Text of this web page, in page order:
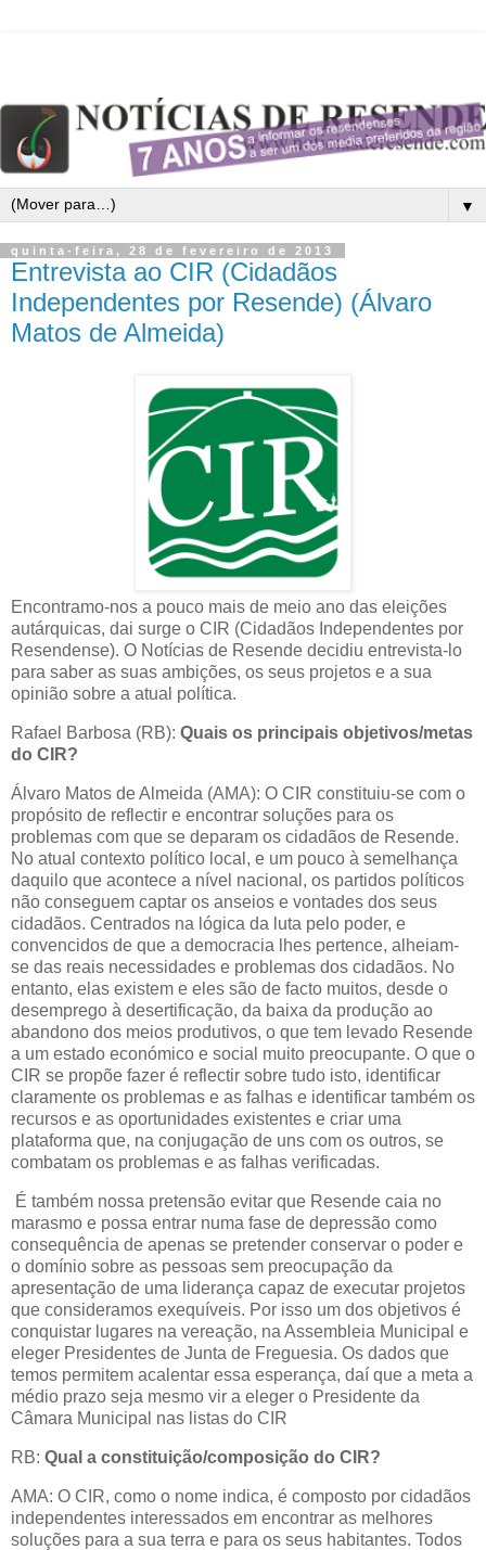
▼
quinta-feira, 28 de fevereiro de 2013
Entrevista ao CIR (Cidadãos
Independentes por Resende) (Álvaro
Matos de Almeida)
Encontramo-nos a pouco mais de meio ano das eleições
autárquicas, dai surge o CIR (Cidadãos Independentes por
Resendense). O Notícias de Resende decidiu entrevista-lo
para saber as suas ambições, os seus projetos e a sua
opinião sobre a atual política.
Rafael Barbosa (RB): Quais os principais objetivos/metas
do CIR?
Álvaro Matos de Almeida (AMA): O CIR constituiu-se com o
propósito de reflectir e encontrar soluções para os
problemas com que se deparam os cidadãos de Resende.
No atual contexto político local, e um pouco à semelhança
daquilo que acontece a nível nacional, os partidos políticos
não conseguem captar os anseios e vontades dos seus
cidadãos. Centrados na lógica da luta pelo poder, e
convencidos de que a democracia lhes pertence, alheiam-
se das reais necessidades e problemas dos cidadãos. No
entanto, elas existem e eles são de facto muitos, desde o
desemprego à desertificação, da baixa da produção ao
abandono dos meios produtivos, o que tem levado Resende
a um estado económico e social muito preocupante. O que o
CIR se propõe fazer é reflectir sobre tudo isto, identificar
claramente os problemas e as falhas e identificar também os
recursos e as oportunidades existentes e criar uma
plataforma que, na conjugação de uns com os outros, se
combatam os problemas e as falhas verificadas.
É também nossa pretensão evitar que Resende caia no
marasmo e possa entrar numa fase de depressão como
consequência de apenas se pretender conservar o poder e
o domínio sobre as pessoas sem preocupação da
apresentação de uma liderança capaz de executar projetos
que consideramos exequíveis. Por isso um dos objetivos é
conquistar lugares na vereação, na Assembleia Municipal e
eleger Presidentes de Junta de Freguesia. Os dados que
temos permitem acalentar essa esperança, daí que a meta a
médio prazo seja mesmo vir a eleger o Presidente da
Câmara Municipal nas listas do CIR
RB: Qual a constituição/composição do CIR?
AMA: O CIR, como o nome indica, é composto por cidadãos
independentes interessados em encontrar as melhores
soluções para a sua terra e para os seus habitantes. Todos